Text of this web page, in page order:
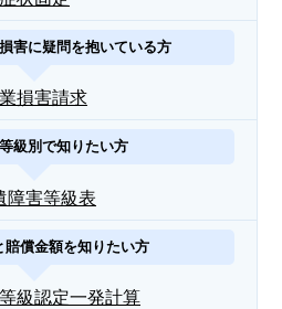
害に疑問を抱いている方
損害請求
級別で知りたい方
障害等級表
賠償金額を知りたい方
級認定一発計算